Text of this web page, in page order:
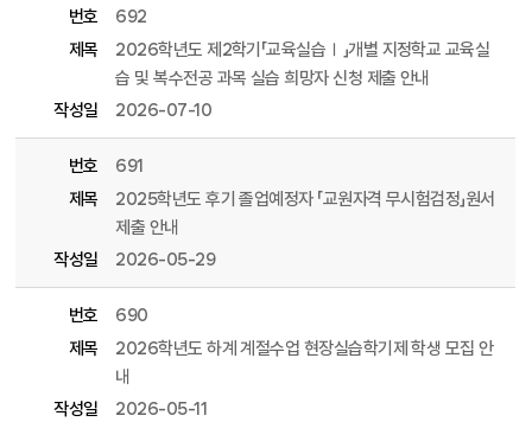
번호
692
제목
2026학년도 제2학기「교육실습Ⅰ」개별 지정학교 교육실
습 및 복수전공 과목 실습 희망자 신청 제출 안내
작성일
2026-07-10
번호
691
제목
2025학년도 후기 졸업예정자 「교원자격 무시험검정」원서
제출 안내
작성일
2026-05-29
번호
690
제목
2026학년도 하계 계절수업 현장실습학기제 학생 모집 안
내
작성일
2026-05-11